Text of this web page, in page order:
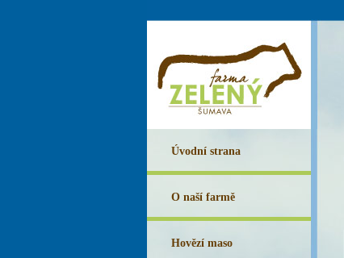
Úvodní strana
O naší farmě
Hovězí maso